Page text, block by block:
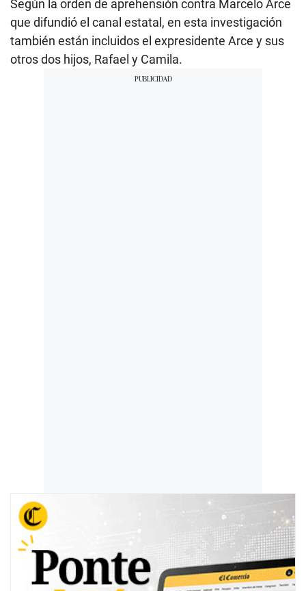
Según la orden de aprehensión contra Marcelo Arce
que difundió el canal estatal, en esta investigación
también están incluidos el expresidente Arce y sus
otros dos hijos, Rafael y Camila.